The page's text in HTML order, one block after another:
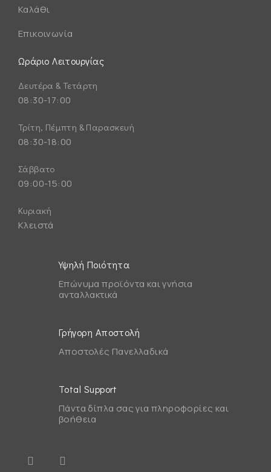
Καλάθι
Επικοινωνία
Ωράριο Λειτουργίας
Δευτέρα & Τετάρτη
08:30-17:00
Τρίτη, Πέμπτη & Παρασκευή
08:30-18:00
Σάββατο
09:00-15:00
Κυριακή
Κλειστά
Υψηλή Ποιότητα
Επώνυμα προϊόντα και γνήσια
ανταλλακτικά
Γρήγορη Αποστολή
Αποστολές Πανελλαδικά
Total Support
Πάντα δίπλα σας για πληροφορίες και
βοήθεια